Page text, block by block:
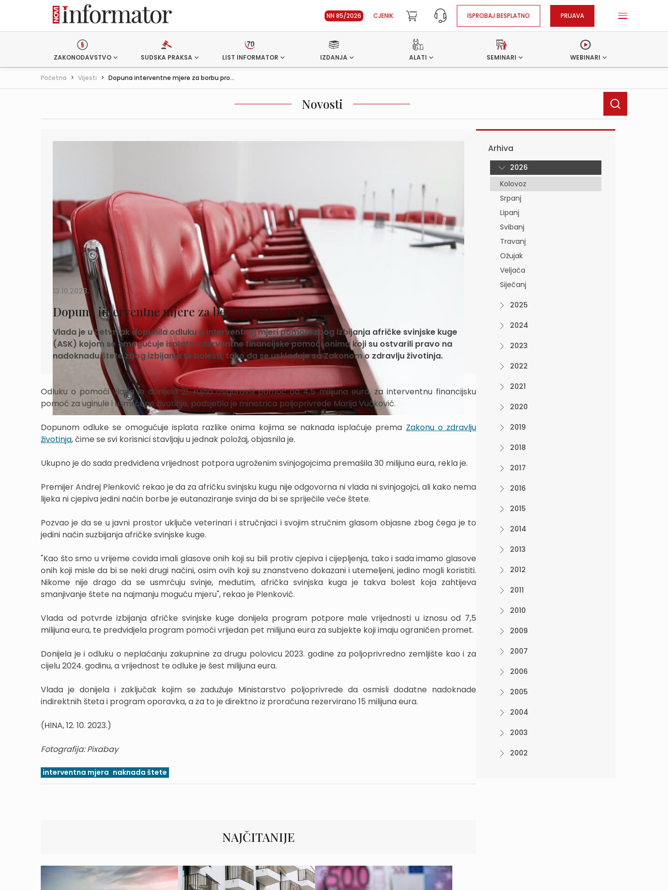
NN 85/2026 CJENIK ISPROBAJ BESPLATNO PRIJAVA
ZAKONODAVSTVO SUDSKA PRAKSA LIST INFORMATOR IZDANJA ALATI SEMINARI WEBINARI
Početna > Vijesti > Dopuna interventne mjere za borbu pro...
Novosti
13.10.2023.
Dopuna interventne mjere za borbu protiv ASK-a
Vlada je u četvrtak dopunila odluku o interventnoj mjeri pomoći zbog izbijanja afričke svinjske kuge
(ASK) kojom se omogućuje isplata interventne financijske pomoći onima koji su ostvarili pravo na
nadoknadu štete zbog izbijanja te bolesti, tako da se usklađuje sa Zakonom o zdravlju životinja.
Odluku o pomoći vlada je donijela 21. rujna osiguravši pomoć od 4,5 milijuna eura, za interventnu financijsku
pomoć za uginule i usmrćene životinje, podsjetila je ministrica poljoprivrede Marija Vučković.
Dopunom odluke se omogućuje isplata razlike onima kojima se naknada isplaćuje prema Zakonu o zdravlju
životinja, čime se svi korisnici stavljaju u jednak položaj, objasnila je.
Ukupno je do sada predviđena vrijednost potpora ugroženim svinjogojcima premašila 30 milijuna eura, rekla je.
Premijer Andrej Plenković rekao je da za afričku svinjsku kugu nije odgovorna ni vlada ni svinjogojci, ali kako nema
lijeka ni cjepiva jedini način borbe je eutanaziranje svinja da bi se spriječile veće štete.
Pozvao je da se u javni prostor uključe veterinari i stručnjaci i svojim stručnim glasom objasne zbog čega je to
jedini način suzbijanja afričke svinjske kuge.
"Kao što smo u vrijeme covida imali glasove onih koji su bili protiv cjepiva i cijepljenja, tako i sada imamo glasove
onih koji misle da bi se neki drugi načini, osim ovih koji su znanstveno dokazani i utemeljeni, jedino mogli koristiti.
Nikome nije drago da se usmrćuju svinje, međutim, afrička svinjska kuga je takva bolest koja zahtijeva
smanjivanje štete na najmanju moguću mjeru", rekao je Plenković.
Vlada od potvrde izbijanja afričke svinjske kuge donijela program potpore male vrijednosti u iznosu od 7,5
milijuna eura, te predvidjela program pomoći vrijedan pet milijuna eura za subjekte koji imaju ograničen promet.
Donijela je i odluku o neplaćanju zakupnine za drugu polovicu 2023. godine za poljoprivredno zemljište kao i za
cijelu 2024. godinu, a vrijednost te odluke je šest milijuna eura.
Vlada je donijela i zaključak kojim se zadužuje Ministarstvo poljoprivrede da osmisli dodatne nadoknade
indirektnih šteta i program oporavka, a za to je direktno iz proračuna rezervirano 15 milijuna eura.
(HINA, 12. 10. 2023.)
Fotografija: Pixabay
interventna mjera naknada štete
NAJČITANIJE
Arhiva
2026
Kolovoz
Srpanj
Lipanj
Svibanj
Travanj
Ožujak
Veljača
Siječanj
2025
2024
2023
2022
2021
2020
2019
2018
2017
2016
2015
2014
2013
2012
2011
2010
2009
2007
2006
2005
2004
2003
2002